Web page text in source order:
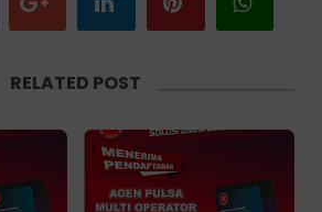
RELATED POST